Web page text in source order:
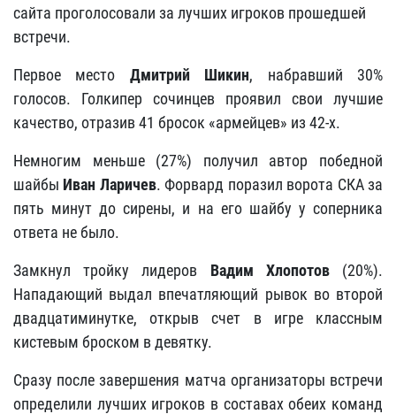
сайта проголосовали за лучших игроков прошедшей
встречи.
Первое место Дмитрий Шикин, набравший 30%
голосов. Голкипер сочинцев проявил свои лучшие
качество, отразив 41 бросок «армейцев» из 42-х.
Немногим меньше (27%) получил автор победной
шайбы Иван Ларичев. Форвард поразил ворота СКА за
пять минут до сирены, и на его шайбу у соперника
ответа не было.
Замкнул тройку лидеров Вадим Хлопотов(20%).
Нападающий выдал впечатляющий рывок во второй
двадцатиминутке, открыв счет в игре классным
кистевым броском в девятку.
Сразу после завершения матча организаторы встречи
определили лучших игроков в составах обеих команд